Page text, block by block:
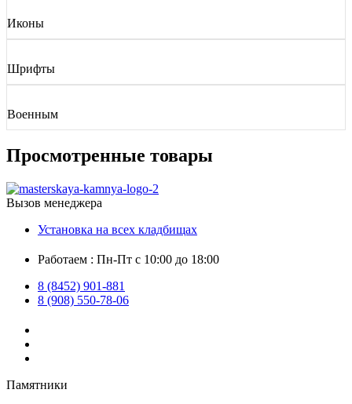
Иконы
Шрифты
Военным
Просмотренные товары
Вызов менеджера
Установка на всех кладбищах
Работаем : Пн-Пт с 10:00 до 18:00
8 (8452) 901-881
8 (908) 550-78-06
Памятники